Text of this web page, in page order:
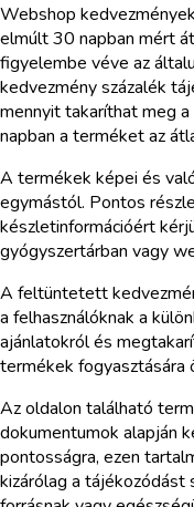
Webshop
elmúlt 30 napban mért
figyelembe véve az
kedvezmény százalék
mennyit takaríthat meg
napban a terméket az
A termékek képei és
egymástól. Pontos
készletinformációért
gyógyszertárban vagy
A feltüntetett
a felhasználóknak a
ajánlatokról és
termékek fogyasztására
Az oldalon található
dokumentumok alapján
pontosságra, ezen
kizárólag a